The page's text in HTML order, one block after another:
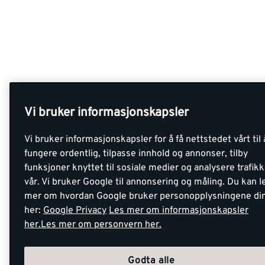
Vi bruker informasjonskapsler
Vi bruker informasjonskapsler for å få nettstedet vårt til
fungere ordentlig, tilpasse innhold og annonser, tilby
funksjoner knyttet til sosiale medier og analysere
vår. Vi bruker Google til annonsering og måling. Du kan
mer om hvordan Google bruker personopplysningene
her: Google Privacy Les mer om informasjonskapsler
her.Les mer om personvern her.
Godta alle